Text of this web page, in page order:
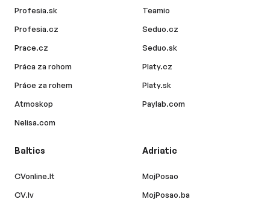
Profesia.sk
Profesia.cz
Prace.cz
Práca za rohom
Práce za rohem
Atmoskop
Nelisa.com
Teamio
Seduo.cz
Seduo.sk
Platy.cz
Platy.sk
Paylab.com
Baltics
CVonline.lt
CV.lv
Adriatic
MojPosao
MojPosao.ba